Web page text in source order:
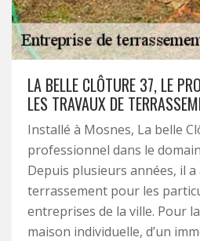
LA BELLE CLÔTURE 37, LE
LES TRAVAUX DE
Installé à Mosnes, La belle
professionnel dans le
Depuis plusieurs années, il a
terrassement pour les
entreprises de la ville. Pour
maison individuelle, d’un